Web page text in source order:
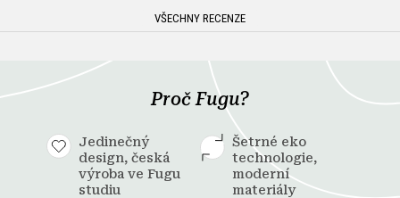
VŠECHNY RECENZE
Proč Fugu?
Jedinečný
design, česká
výroba ve Fugu
studiu
Šetrné eko
technologie,
moderní
materiály